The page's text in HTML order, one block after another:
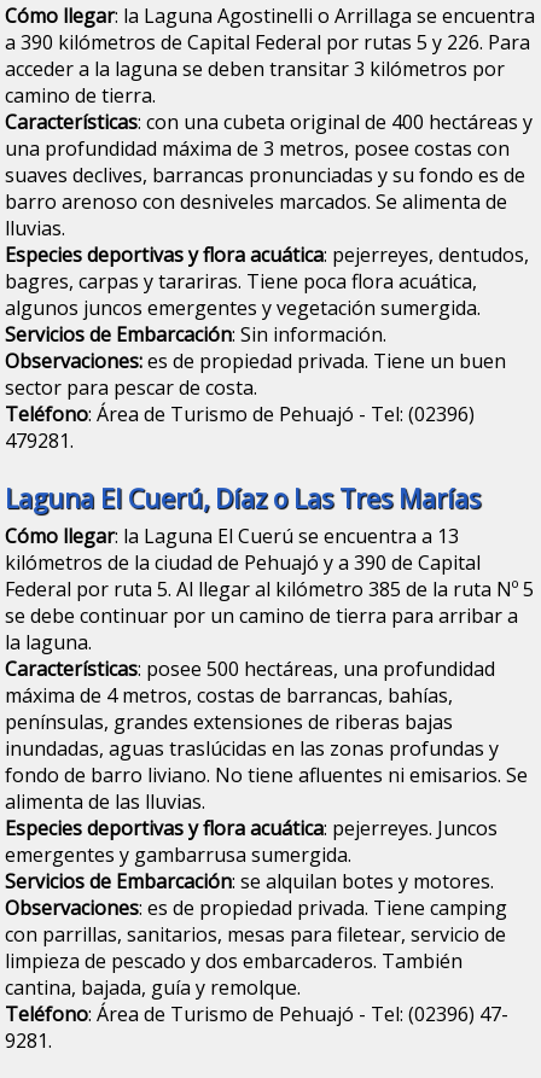
Cómo llegar: la Laguna Agostinelli o Arrillaga se encuentra
a 390 kilómetros de Capital Federal por rutas 5 y 226. Para
acceder a la laguna se deben transitar 3 kilómetros por
camino de tierra.
Características: con una cubeta original de 400 hectáreas y
una profundidad máxima de 3 metros, posee costas con
suaves declives, barrancas pronunciadas y su fondo es de
barro arenoso con desniveles marcados. Se alimenta de
lluvias.
Especies deportivas y flora acuática: pejerreyes, dentudos,
bagres, carpas y tarariras. Tiene poca flora acuática,
algunos juncos emergentes y vegetación sumergida.
Servicios de Embarcación: Sin información.
Observaciones:es de propiedad privada. Tiene un buen
sector para pescar de costa.
Teléfono: Área de Turismo de Pehuajó - Tel: (02396)
479281.
Laguna El Cuerú, Díaz o Las Tres Marías
Cómo llegar: la Laguna El Cuerú se encuentra a 13
kilómetros de la ciudad de Pehuajó y a 390 de Capital
Federal por ruta 5. Al llegar al kilómetro 385 de la ruta Nº 5
se debe continuar por un camino de tierra para arribar a
la laguna.
Características: posee 500 hectáreas, una profundidad
máxima de 4 metros, costas de barrancas, bahías,
penínsulas, grandes extensiones de riberas bajas
inundadas, aguas traslúcidas en las zonas profundas y
fondo de barro liviano. No tiene afluentes ni emisarios. Se
alimenta de las lluvias.
Especies deportivas y flora acuática: pejerreyes. Juncos
emergentes y gambarrusa sumergida.
Servicios de Embarcación: se alquilan botes y motores.
Observaciones: es de propiedad privada. Tiene camping
con parrillas, sanitarios, mesas para filetear, servicio de
limpieza de pescado y dos embarcaderos. También
cantina, bajada, guía y remolque.
Teléfono: Área de Turismo de Pehuajó - Tel: (02396) 47-
9281.